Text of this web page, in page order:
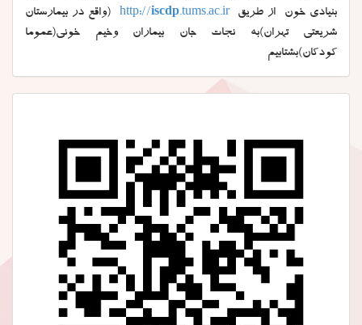
بنیادی خون از طریق
http://iscdp.tums.ac.ir
(واقع در بیمارستان
شریعتی تهران)به نجات جان بیماران وخیم خونی(عموما
کودکان)بشتابیم